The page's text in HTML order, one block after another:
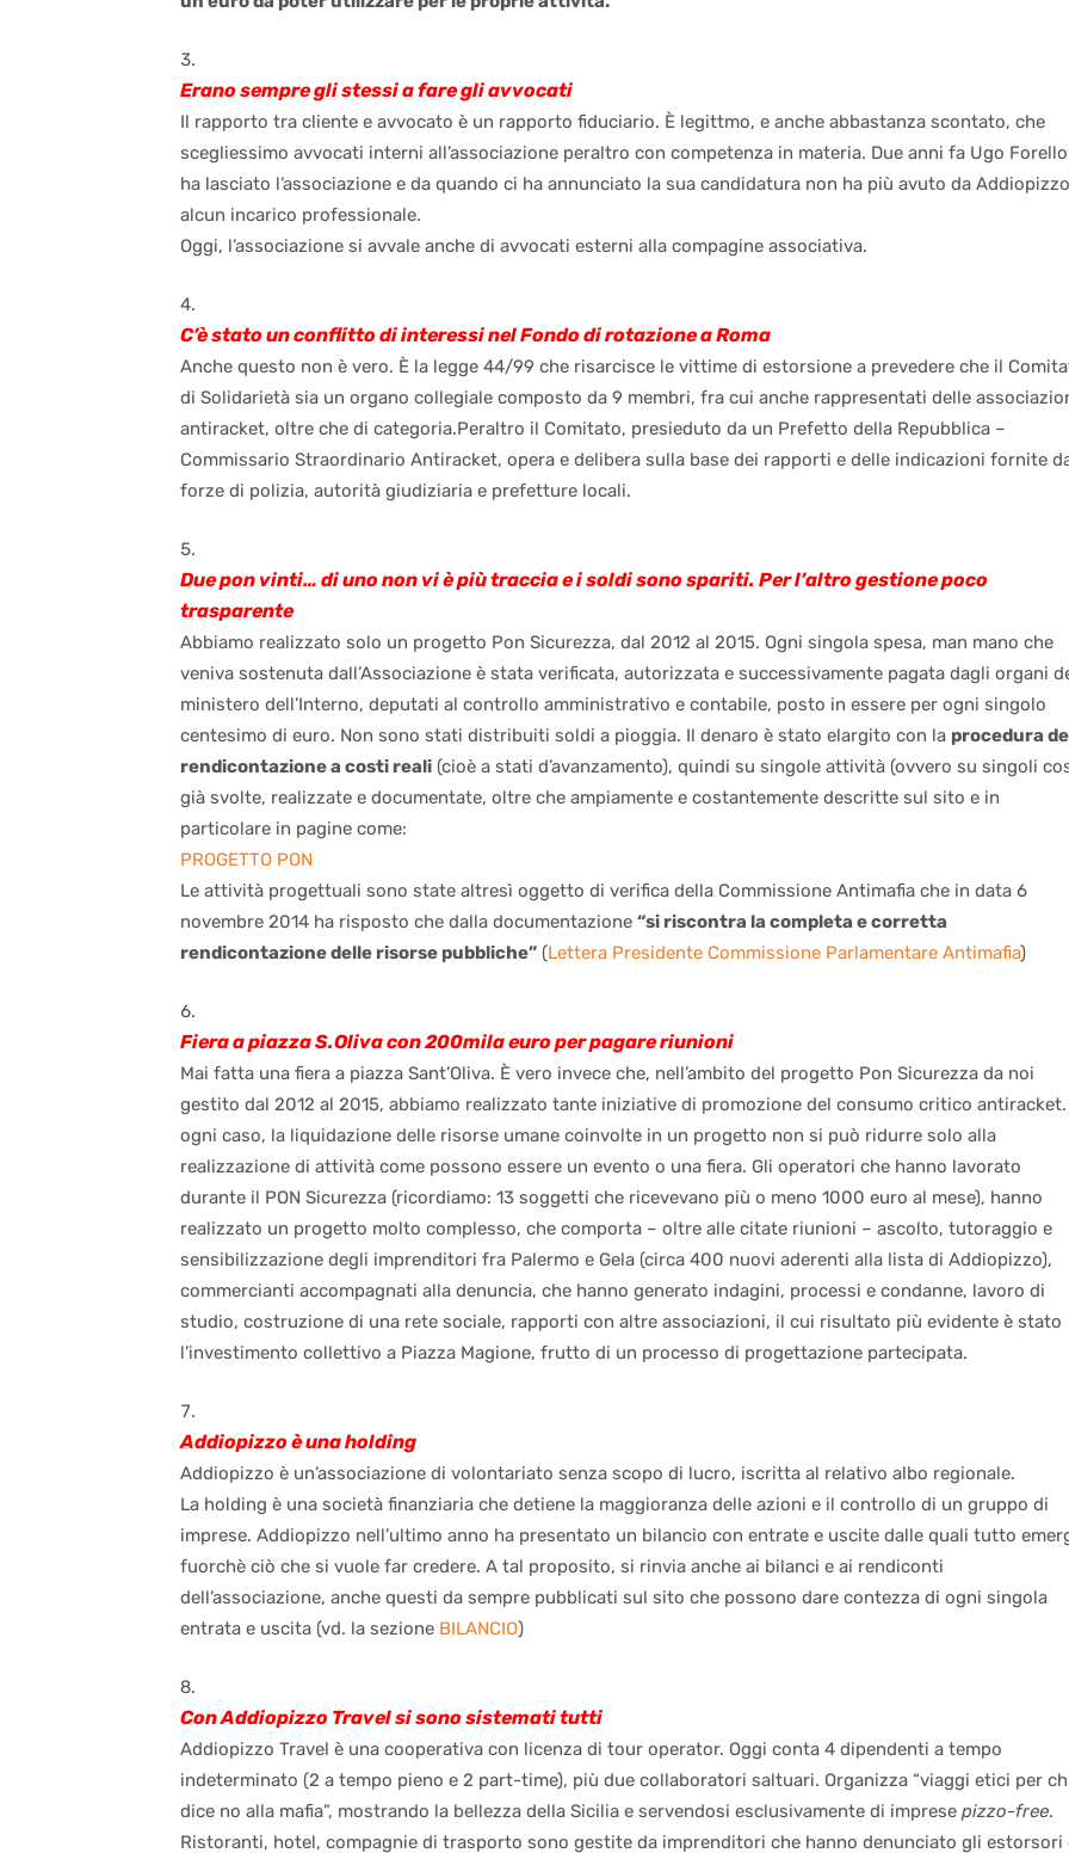
Erano sempre gli stessi a fare gli avvocati
Il rapporto tra cliente e avvocato è un rapporto fiduciario. È legittmo, e anche abbastanza scontato, che
scegliessimo avvocati interni all’associazione peraltro con competenza in materia. Due anni fa Ugo Forello
ha lasciato l’associazione e da quando ci ha annunciato la sua candidatura non ha più avuto da Addiopizzo
alcun incarico professionale.
Oggi, l’associazione si avvale anche di avvocati esterni alla compagine associativa.
C’è stato un conflitto di interessi nel Fondo di rotazione a Roma
Anche questo non è vero. È la legge 44/99 che risarcisce le vittime di estorsione a prevedere che il
di Solidarietà sia un organo collegiale composto da 9 membri, fra cui anche rappresentati delle
antiracket, oltre che di categoria.Peraltro il Comitato, presieduto da un Prefetto della Repubblica –
Commissario Straordinario Antiracket, opera e delibera sulla base dei rapporti e delle indicazioni fornite
forze di polizia, autorità giudiziaria e prefetture locali.
Due pon vinti… di uno non vi è più traccia e i soldi sono spariti. Per l’altro gestione poco
trasparente
Abbiamo realizzato solo un progetto Pon Sicurezza, dal 2012 al 2015. Ogni singola spesa, man mano che
veniva sostenuta dall’Associazione è stata verificata, autorizzata e successivamente pagata dagli organi
ministero dell’Interno, deputati al controllo amministrativo e contabile, posto in essere per ogni singolo
centesimo di euro. Non sono stati distribuiti soldi a pioggia. Il denaro è stato elargito con la procedura
rendicontazione a costi reali (cioè a stati d’avanzamento), quindi su singole attività (ovvero su singoli
già svolte, realizzate e documentate, oltre che ampiamente e costantemente descritte sul sito e in
particolare in pagine come:
PROGETTO PON
Le attività progettuali sono state altresì oggetto di verifica della Commissione Antimafia che in data 6
novembre 2014 ha risposto che dalla documentazione “si riscontra la completa e corretta
rendicontazione delle risorse pubbliche” (Lettera Presidente Commissione Parlamentare Antimafia)
Fiera a piazza S.Oliva con 200mila euro per pagare riunioni
Mai fatta una fiera a piazza Sant’Oliva. È vero invece che, nell’ambito del progetto Pon Sicurezza da noi
gestito dal 2012 al 2015, abbiamo realizzato tante iniziative di promozione del consumo critico
ogni caso, la liquidazione delle risorse umane coinvolte in un progetto non si può ridurre solo alla
realizzazione di attività come possono essere un evento o una fiera. Gli operatori che hanno lavorato
durante il PON Sicurezza (ricordiamo: 13 soggetti che ricevevano più o meno 1000 euro al mese), hanno
realizzato un progetto molto complesso, che comporta – oltre alle citate riunioni – ascolto, tutoraggio e
sensibilizzazione degli imprenditori fra Palermo e Gela (circa 400 nuovi aderenti alla lista di Addiopizzo),
commercianti accompagnati alla denuncia, che hanno generato indagini, processi e condanne, lavoro di
studio, costruzione di una rete sociale, rapporti con altre associazioni, il cui risultato più evidente è stato
l’investimento collettivo a Piazza Magione, frutto di un processo di progettazione partecipata.
Addiopizzo è una holding
Addiopizzo è un’associazione di volontariato senza scopo di lucro, iscritta al relativo albo regionale.
La holding è una società finanziaria che detiene la maggioranza delle azioni e il controllo di un gruppo di
imprese. Addiopizzo nell’ultimo anno ha presentato un bilancio con entrate e uscite dalle quali tutto
fuorchè ciò che si vuole far credere. A tal proposito, si rinvia anche ai bilanci e ai rendiconti
dell’associazione, anche questi da sempre pubblicati sul sito che possono dare contezza di ogni singola
entrata e uscita (vd. la sezione BILANCIO)
Con Addiopizzo Travel si sono sistemati tutti
Addiopizzo Travel è una cooperativa con licenza di tour operator. Oggi conta 4 dipendenti a tempo
indeterminato (2 a tempo pieno e 2 part-time), più due collaboratori saltuari. Organizza “viaggi etici per
dice no alla mafia”, mostrando la bellezza della Sicilia e servendosi esclusivamente di imprese pizzo-free.
Ristoranti, hotel, compagnie di trasporto sono gestite da imprenditori che hanno denunciato gli estorsori